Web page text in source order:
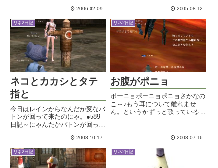
ティとmipooと釣り。横着してア
デンのアクセ屋の中から壁に向か
ってフィッシン！アンティは三次
職になるのにサカナが要るら...
2006.02.09
真っ赤でカッコイイのに、エルフ
いｗもうちょっとガッチリしてて
も...
2005.08.12
リネ2日記
ネコとカカシとタテ
指と
今日はレインからなんだか変なバ
トンが回って来たのにゃ。●589
日記～にゃんだかバトンが回って
んてやってなかったけど、ネコ絡
みだと話は別なのにゃ。なんだか
こういうルールがあるらしいにょ
で、今日はそれに則って行くの...
2008.10.17
リネ2日記
お腹がポニョ
ポーニョポーニョポニョさかなの
こ～♪もう耳について離れませ
ん。というかずっと歌っている気
で、オトナが観に行ってもちょっ
ドモ連れにはあんまり複雑な話じ
2008.07.16
リネ2日記 リネ2日記